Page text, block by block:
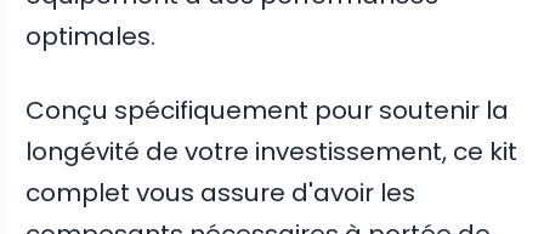
optimales.
Conçu spécifiquement pour soutenir la
longévité de votre investissement, ce kit
complet vous assure d'avoir les